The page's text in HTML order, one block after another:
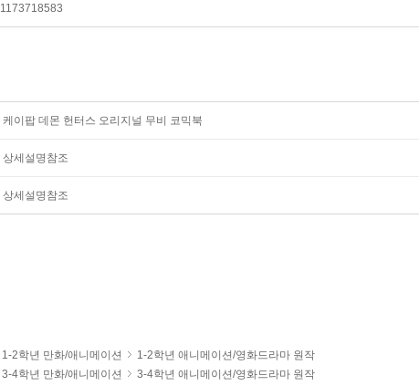
1173718583
케이팝 데몬 헌터스 오리지널 무비 코믹북
상세설명참조
상세설명참조
1-2학년 만화/애니메이션
1-2학년 애니메이션/영화드라마 원작
3-4학년 만화/애니메이션
3-4학년 애니메이션/영화드라마 원작